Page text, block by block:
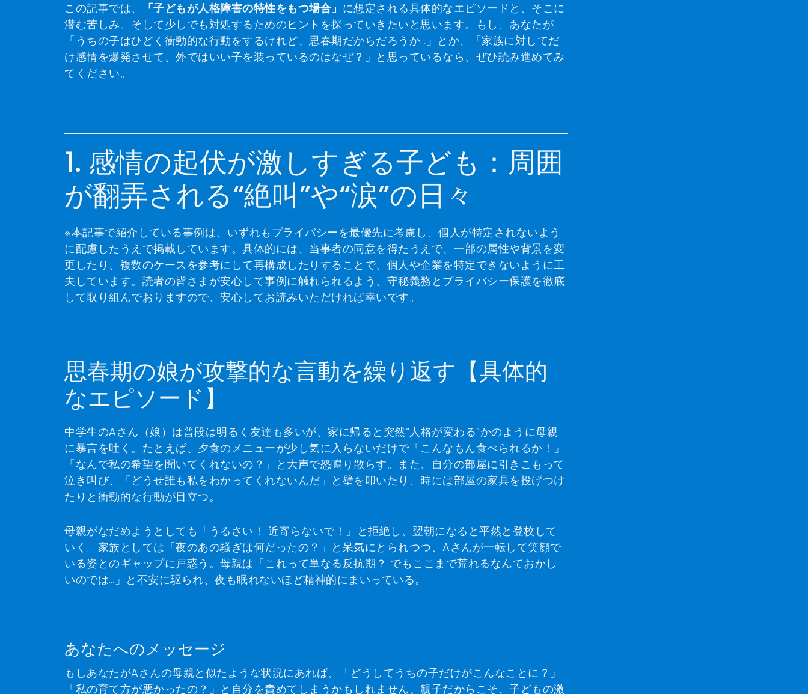
この記事では、 「子どもが人格障害の特性をもつ場合」 に想定される具体的なエピソードと、そこに
潜む苦しみ、そして少しでも対処するためのヒントを探っていきたいと思います。もし、あなたが
「うちの子はひどく衝動的な行動をするけれど、思春期だからだろうか…」とか、「家族に対してだ
け感情を爆発させて、外ではいい子を装っているのはなぜ？」と思っているなら、ぜひ読み進めてみ
てください。
1. 感情の起伏が激しすぎる子ども：周囲
が翻弄される“絶叫”や“涙”の日々
※本記事で紹介している事例は、いずれもプライバシーを最優先に考慮し、個人が特定されないよう
に配慮したうえで掲載しています。具体的には、当事者の同意を得たうえで、一部の属性や背景を変
更したり、複数のケースを参考にして再構成したりすることで、個人や企業を特定できないように工
夫しています。読者の皆さまが安心して事例に触れられるよう、守秘義務とプライバシー保護を徹底
して取り組んでおりますので、安心してお読みいただければ幸いです。
思春期の娘が攻撃的な言動を繰り返す【具体的
なエピソード】
中学生のAさん（娘）は普段は明るく友達も多いが、家に帰ると突然“人格が変わる”かのように母親
に暴言を吐く。たとえば、夕食のメニューが少し気に入らないだけで「こんなもん食べられるか！」
「なんで私の希望を聞いてくれないの？」と大声で怒鳴り散らす。また、自分の部屋に引きこもって
泣き叫び、「どうせ誰も私をわかってくれないんだ」と壁を叩いたり、時には部屋の家具を投げつけ
たりと衝動的な行動が目立つ。
母親がなだめようとしても「うるさい！ 近寄らないで！」と拒絶し、翌朝になると平然と登校して
いく。家族としては「夜のあの騒ぎは何だったの？」と呆気にとられつつ、Aさんが一転して笑顔で
いる姿とのギャップに戸惑う。母親は「これって単なる反抗期？ でもここまで荒れるなんておかし
いのでは…」と不安に駆られ、夜も眠れないほど精神的にまいっている。
あなたへのメッセージ
もしあなたがAさんの母親と似たような状況にあれば、「どうしてうちの子だけがこんなことに？」
「私の育て方が悪かったの？」と自分を責めてしまうかもしれません。親子だからこそ、子どもの激